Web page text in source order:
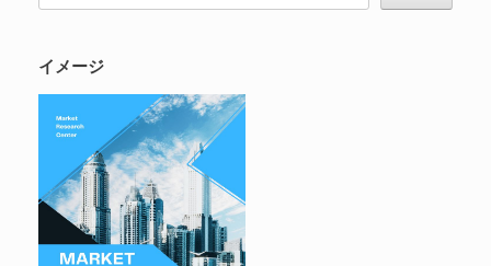
イメージ